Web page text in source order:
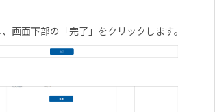
画面下部の「完了」をクリックします。